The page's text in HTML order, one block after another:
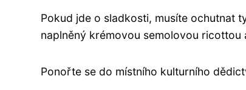
Pokud jde o sladkosti, musíte ochutnat
naplněný krémovou semolovou
Ponořte se do místního kulturního